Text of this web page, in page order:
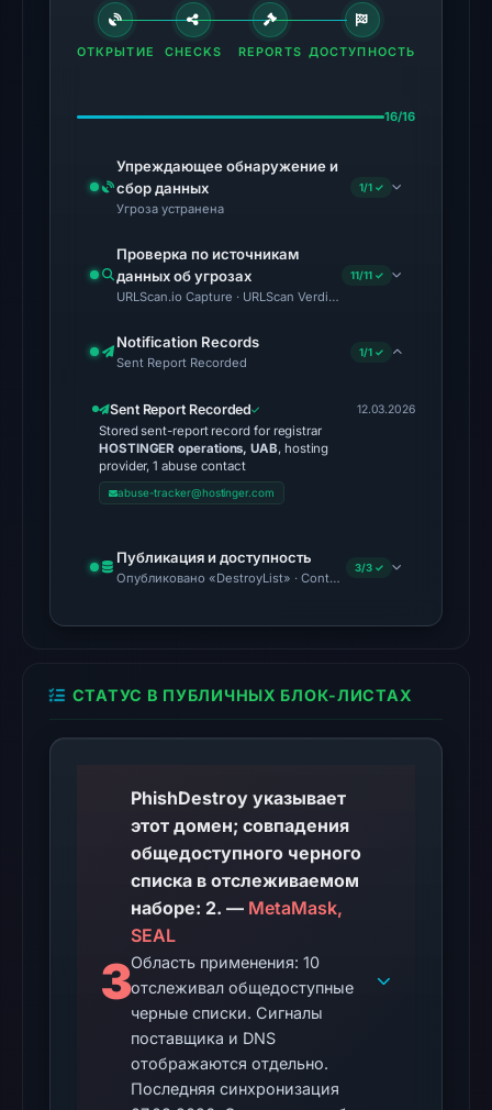
the
domain
12,
at
05:00
External
blocklists:
matches
(MetaMask,
SEAL)
in
the
snapshot
from
7,
AlienVault
community
pulse
references
on
Apr
2026
18:19
UTC.
The
ОТКРЫТИЕ CHECKS REPORTS ДОСТУПНОСТЬ
16/16
Упреждающее обнаружение и
сбор данных
Угроза устранена
1/1 ✓
Проверка по источникам
данных об угрозах
URLScan.io Capture · URLScan Verdict · Cloudflare Radar
11/11 ✓
Notification Records
Sent Report Recorded
1/1 ✓
Sent Report Recorded
Stored sent-report record for registrar
HOSTINGER operations, UAB, hosting
provider, 1 abuse contact
abuse-tracker@hostinger.com
12.03.2026
Публикация и доступность
Опубликовано «DestroyList» · Content Observed Unavailable
3/3 ✓
СТАТУС В ПУБЛИЧНЫХ БЛОК-ЛИСТАХ
3
PhishDestroy указывает
этот домен; совпадения
общедоступного черного
списка в отслеживаемом
наборе: 2. — MetaMask,
SEAL
Область применения: 10
отслеживал общедоступные
черные списки. Сигналы
поставщика и DNS
отображаются отдельно.
Последняя синхронизация